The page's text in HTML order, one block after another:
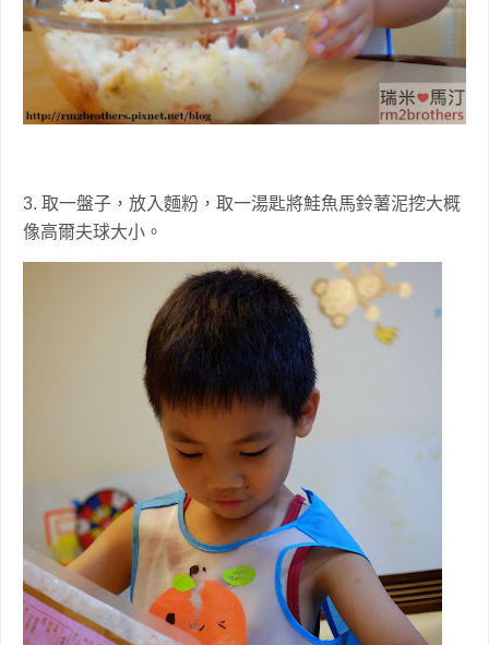
3. 取一盤子，放入麵粉，取一湯匙將鮭魚馬鈴薯泥挖大概
像高爾夫球大小。